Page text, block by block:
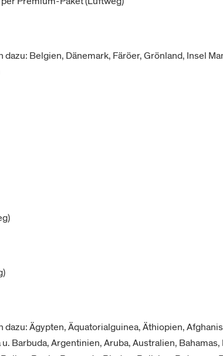
Belgien, Dänemark, Färöer, Grönland, Insel
Ägypten, Äquatorialguinea, Äthiopien,
Barbuda, Argentinien, Aruba, Australien, Bahamas,